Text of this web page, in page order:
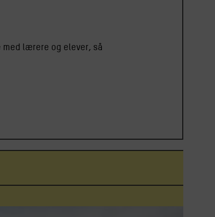
med lærere og elever, så